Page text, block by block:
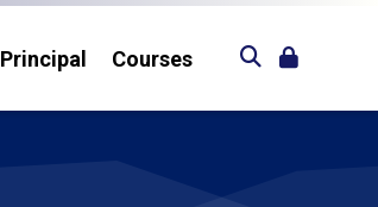
Principal Courses